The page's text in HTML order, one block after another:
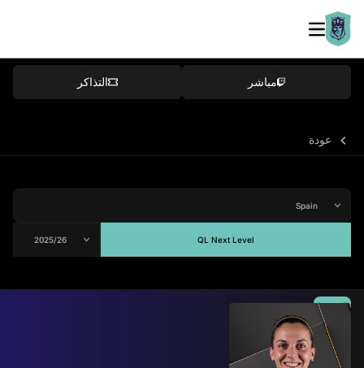
مباشر التذاكر
عودة
QL Next Level
المتوسط
73